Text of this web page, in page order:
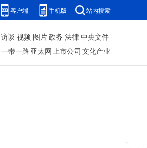
客户端 手机版 站内搜索
访谈 视频 图片政务 法律中央文件
一带一路 亚太网上市公司 文化产业